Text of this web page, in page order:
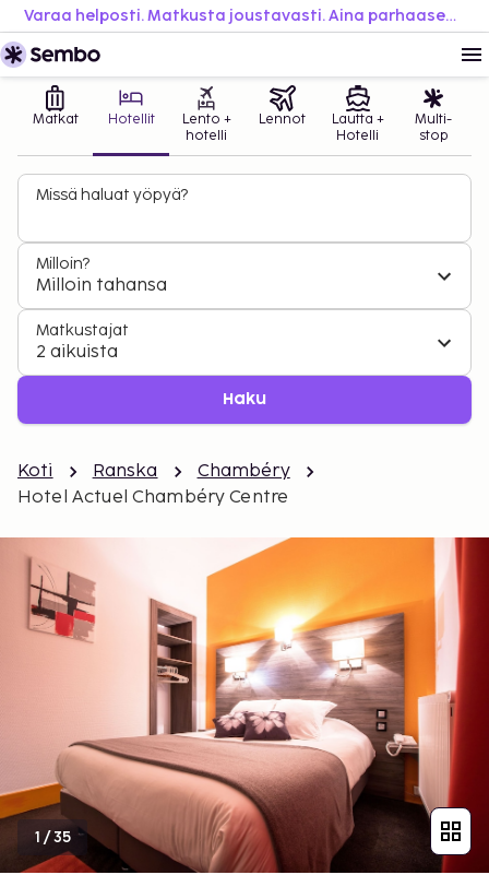
Varaa helposti. Matkusta joustavasti. Aina parhaaseen hintaan.
Matkat Hotellit
Lento +
hotelli
Lennot
Lautta +
Hotelli
Multi-
stop
Missä haluat yöpyä?
Milloin?
Milloin tahansa
Matkustajat
2 aikuista
Haku
Koti Ranska
Chambéry
Hotel Actuel Chambéry Centre
1 /35